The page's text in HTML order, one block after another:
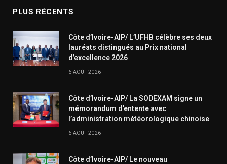
PLUS RÉCENTS
Côte d’Ivoire-AIP/ L’UFHB célèbre ses deux
lauréats distingués au Prix national
d’excellence 2026
6 AOÛT 2026
Côte d’Ivoire-AIP/ La SODEXAM signe un
mémorandum d’entente avec
l’administration météorologique chinoise
6 AOÛT 2026
Côte d’Ivoire-AIP/ Le nouveau